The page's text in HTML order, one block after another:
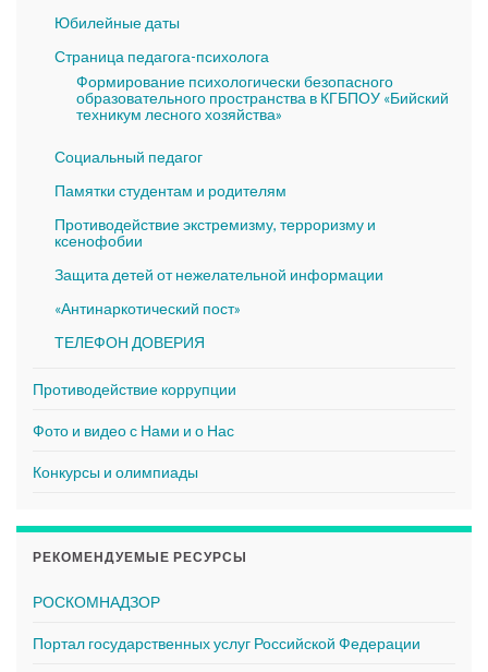
Юбилейные даты
Страница педагога-психолога
Формирование психологически безопасного
образовательного пространства в КГБПОУ «Бийский
техникум лесного хозяйства»
Социальный педагог
Памятки студентам и родителям
Противодействие экстремизму, терроризму и
ксенофобии
Защита детей от нежелательной информации
«Антинаркотический пост»
ТЕЛЕФОН ДОВЕРИЯ
Противодействие коррупции
Фото и видео с Нами и о Нас
Конкурсы и олимпиады
РЕКОМЕНДУЕМЫЕ РЕСУРСЫ
РОСКОМНАДЗОР
Портал государственных услуг Российской Федерации